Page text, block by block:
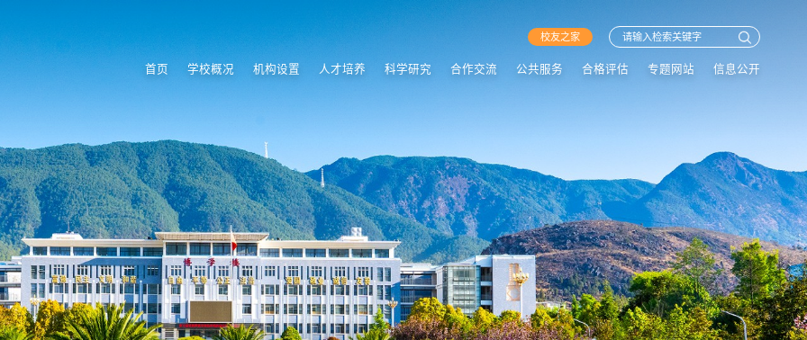
校友之家
首页 学校概况 机构设置 人才培养 科学研究 合作交流 公共服务 合格评估 专题网站 信息公开